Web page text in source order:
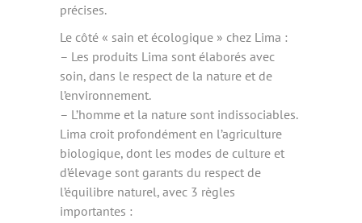
précises.
Le côté « sain et écologique » chez Lima :
– Les produits Lima sont élaborés avec
soin, dans le respect de la nature et de
l’environnement.
– L’homme et la nature sont indissociables.
Lima croit profondément en l’agriculture
biologique, dont les modes de culture et
d’élevage sont garants du respect de
l’équilibre naturel, avec 3 règles
importantes :